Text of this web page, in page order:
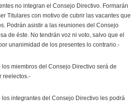
no integran el Consejo Directivo. Formarán
Titulares con motivo de cubrir las vacantes que
Podrán asistir a las reuniones del Consejo
de éste. No tendrán voz ni voto, salvo que el
unanimidad de los presentes lo contrario.-
los miembros del Consejo Directivo será de
reelectos.-
los integrantes del Consejo Directivo les podrá